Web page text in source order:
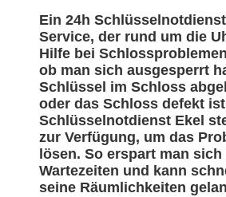
Ein 24h
Service, der rund um die
Hilfe bei
ob man sich ausgesperrt
Schlüssel im Schloss
oder das Schloss defekt
Schlüsselnotdienst Ekel
zur Verfügung, um das
lösen. So erspart man sich
Wartezeiten und kann
seine Räumlichkeiten